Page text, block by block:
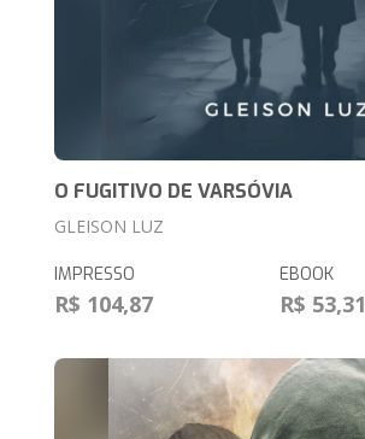
O FUGITIVO DE VARSÓVIA
GLEISON LUZ
IMPRESSO
R$ 104,87
EBOOK
R$ 53,31